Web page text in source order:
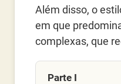
Além disso, o
em que
complexas, que
Parte I